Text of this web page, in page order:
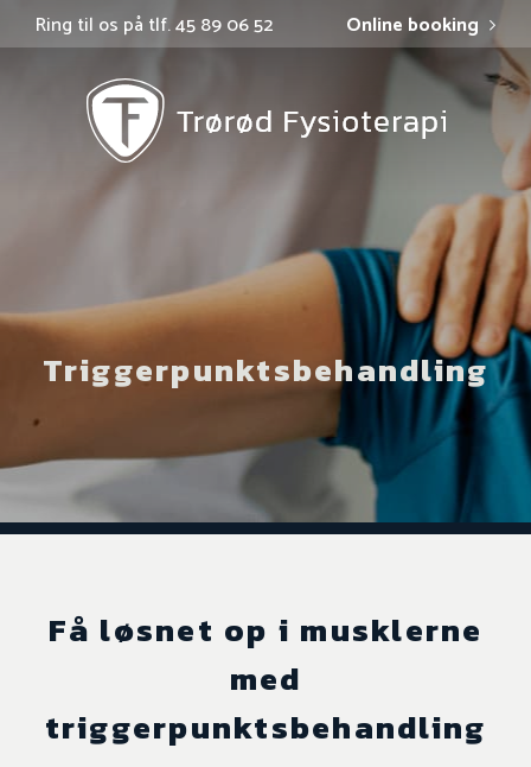
Ring til os på tlf. 45 89 06 52 Online booking
Triggerpunktsbehandling
Få løsnet op i musklerne
med
triggerpunktsbehandling​